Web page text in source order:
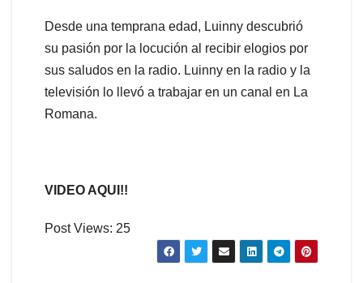
Desde una temprana edad, Luinny descubrió
su pasión por la locución al recibir elogios por
sus saludos en la radio. Luinny en la radio y la
televisión lo llevó a trabajar en un canal en La
Romana.
VIDEO AQUI!!
Post Views: 25